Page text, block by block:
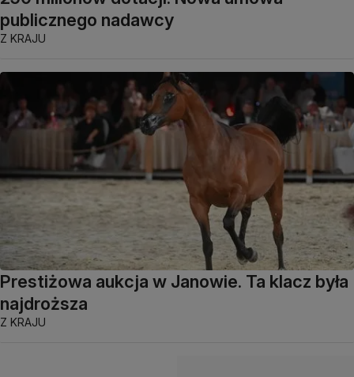
publicznego nadawcy
Z KRAJU
Prestiżowa aukcja w Janowie. Ta klacz była
najdroższa
Z KRAJU